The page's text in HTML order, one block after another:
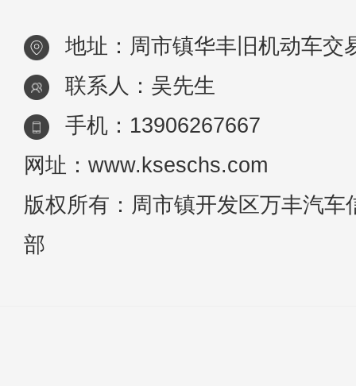
地址：周市镇华丰旧机动车交
联系人：吴先生
手机：13906267667
网址：www.kseschs.com
版权所有：周市镇开发区万丰汽车
部